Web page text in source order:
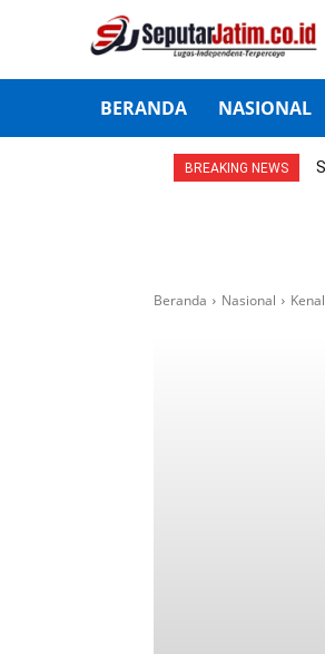
BERANDA NASIONAL
BREAKING NEWS
Beranda Nasional